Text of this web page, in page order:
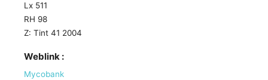
Lx 511
RH 98
Z: Tint 41 2004
Weblink :
Mycobank